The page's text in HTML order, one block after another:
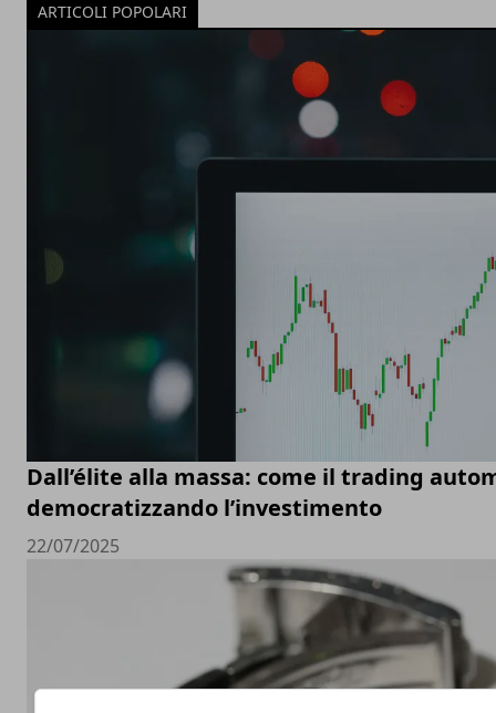
ARTICOLI POPOLARI
Dall’élite alla massa: come il trading
democratizzando l’investimento
22/07/2025